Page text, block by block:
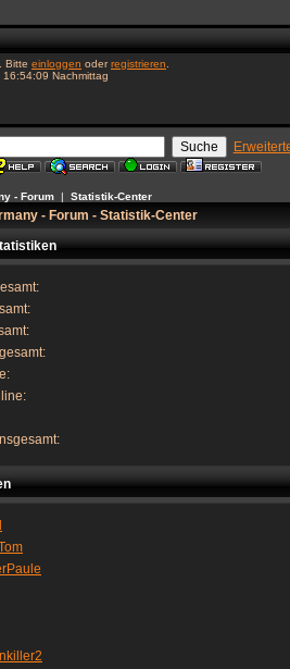
. Bitte einloggen oderregistrieren
Nachmittag
- Forum | Statistik-Center
- Forum - Statistik-Center